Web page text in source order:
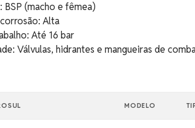
BSP (macho e fêmea)
Alta
Até 16 bar
Válvulas, hidrantes e mangueiras de
MODELO